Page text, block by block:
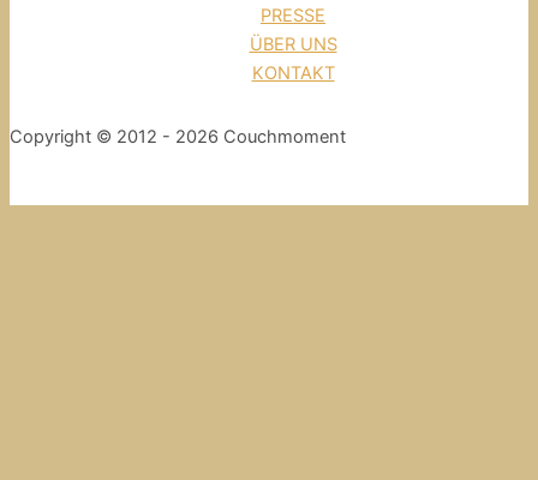
PRESSE
ÜBER UNS
KONTAKT
Copyright © 2012 - 2026 Couchmoment